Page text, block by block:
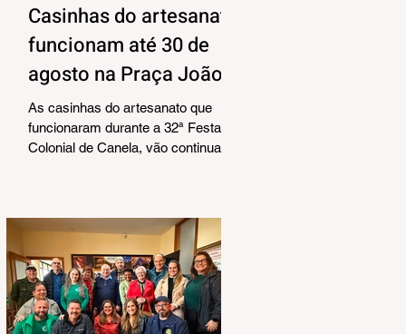
Casinhas do artesanato
funcionam até 30 de
agosto na Praça João
Corrêa
As casinhas do artesanato que
funcionaram durante a 32ª Festa
Colonial de Canela, vão continuar
Secretaria Municipal de Turismo e
Cultura, a pedido dos próprios
artesãos, a estrutura seguirá
montada para aproveitar a
movimentação da cidade durante a
Temporada de Inverno, que também